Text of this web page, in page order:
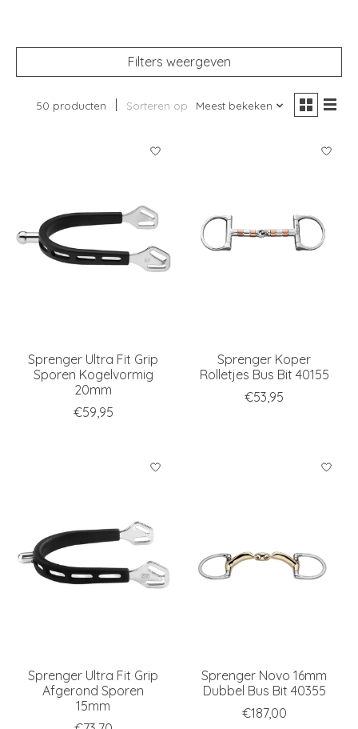
Filters weergeven
50 producten Sorteren op Meest bekeken
Sprenger Ultra Fit Grip
Sporen Kogelvormig
20mm
€59,95
Sprenger Koper
Rolletjes Bus Bit 40155
€53,95
Sprenger Ultra Fit Grip
Afgerond Sporen
15mm
Sprenger Novo 16mm
Dubbel Bus Bit 40355
€187,00